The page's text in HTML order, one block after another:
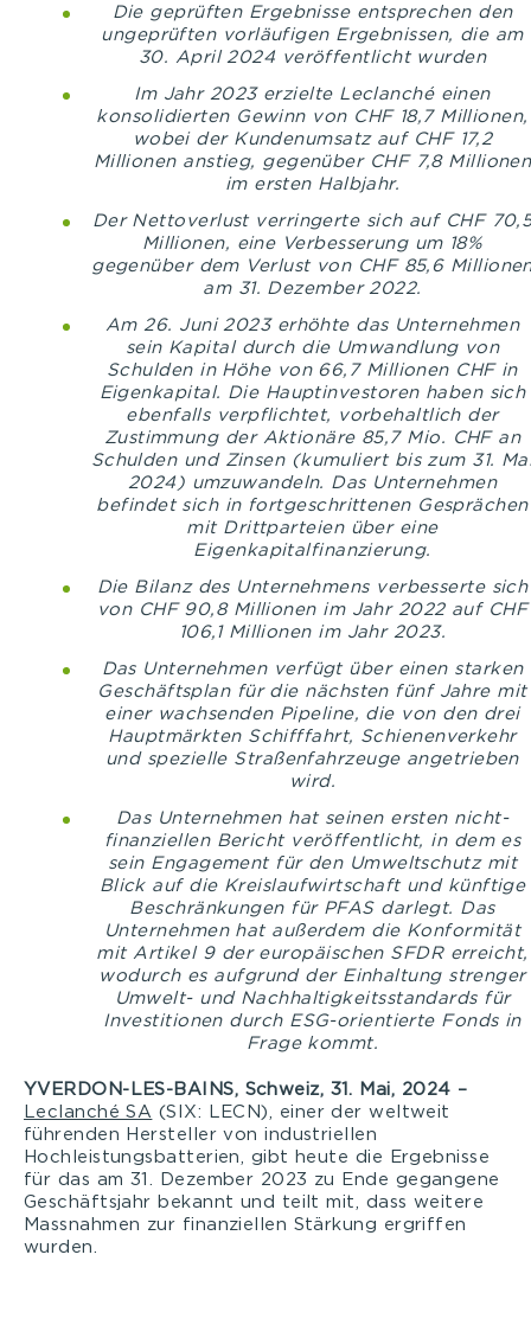
Die geprüften Ergebnisse entsprechen den
ungeprüften vorläufigen Ergebnissen, die am
30. April 2024 veröffentlicht wurden
Im Jahr 2023 erzielte Leclanché einen
konsolidierten Gewinn von CHF 18,7 Millionen,
wobei der Kundenumsatz auf CHF 17,2
Millionen anstieg, gegenüber CHF 7,8 Millionen
im ersten Halbjahr.
Der Nettoverlust verringerte sich auf CHF
Millionen, eine Verbesserung um 18%
gegenüber dem Verlust von CHF 85,6
am 31. Dezember 2022.
Am 26. Juni 2023 erhöhte das Unternehmen
sein Kapital durch die Umwandlung von
Schulden in Höhe von 66,7 Millionen CHF in
Eigenkapital. Die Hauptinvestoren haben sich
ebenfalls verpflichtet, vorbehaltlich der
Zustimmung der Aktionäre 85,7 Mio. CHF an
Schulden und Zinsen (kumuliert bis zum 31.
2024) umzuwandeln. Das Unternehmen
befindet sich in fortgeschrittenen Gesprächen
mit Drittparteien über eine
Eigenkapitalfinanzierung.
Die Bilanz des Unternehmens verbesserte sich
von CHF 90,8 Millionen im Jahr 2022 auf CHF
106,1 Millionen im Jahr 2023.
Das Unternehmen verfügt über einen starken
Geschäftsplan für die nächsten fünf Jahre mit
einer wachsenden Pipeline, die von den drei
Hauptmärkten Schifffahrt, Schienenverkehr
und spezielle Straßenfahrzeuge angetrieben
wird.
Das Unternehmen hat seinen ersten nicht-
finanziellen Bericht veröffentlicht, in dem es
sein Engagement für den Umweltschutz mit
Blick auf die Kreislaufwirtschaft und künftige
Beschränkungen für PFAS darlegt. Das
Unternehmen hat außerdem die Konformität
mit Artikel 9 der europäischen SFDR erreicht,
wodurch es aufgrund der Einhaltung strenger
Umwelt- und Nachhaltigkeitsstandards für
Investitionen durch ESG-orientierte Fonds in
Frage kommt.
YVERDON-LES-BAINS, Schweiz, 31. Mai, 2024 –
Leclanché SA (SIX: LECN), einer der weltweit
führenden Hersteller von industriellen
Hochleistungsbatterien, gibt heute die Ergebnisse
für das am 31. Dezember 2023 zu Ende gegangene
Geschäftsjahr bekannt und teilt mit, dass weitere
Massnahmen zur finanziellen Stärkung ergriffen
wurden.